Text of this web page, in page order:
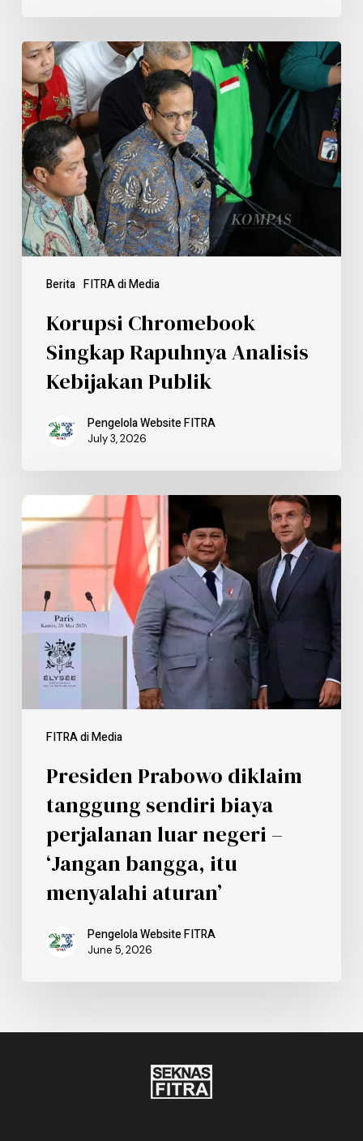
Berita FITRA di Media
Korupsi Chromebook
Singkap Rapuhnya Analisis
Kebijakan Publik
Pengelola Website FITRA
July 3, 2026
FITRA di Media
Presiden Prabowo diklaim
tanggung sendiri biaya
perjalanan luar negeri –
‘Jangan bangga, itu
menyalahi aturan’
Pengelola Website FITRA
June 5, 2026